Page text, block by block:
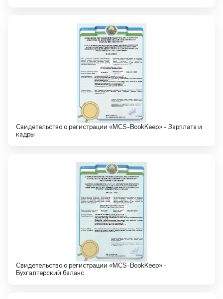
Свидетельство о регистрации «MCS-BookKeep» - Зарплата и
кадры
Свидетельство о регистрации «MCS-BookKeep» -
Бухгалтерский баланс